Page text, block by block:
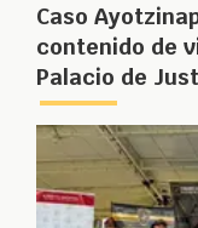
Caso
contenido de
Palacio de